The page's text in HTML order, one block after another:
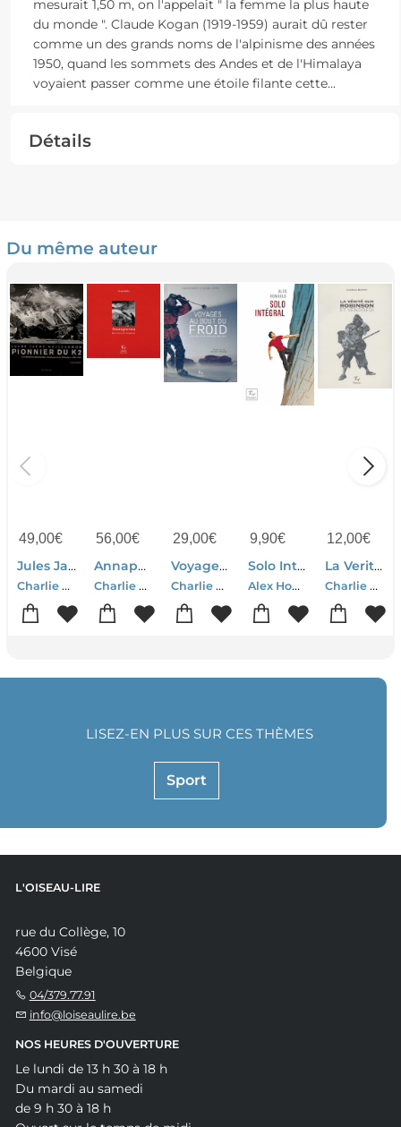
mesurait 1,50 m, on l'appelait " la femme la plus haute
du monde ". Claude Kogan (1919-1959) aurait dû rester
comme un des grands noms de l'alpinisme des années
1950, quand les sommets des Andes et de l'Himalaya
voyaient passer comme une étoile filante cette...
Détails
Du même auteur
49,00€
Jules Jacot-guillarmot Pionnier Du K2 ; Un Explorateur Photographe A La Decouverte De L'himalaya
Charlie Buffet
56,00€
Annapurna ; Une Histoire Humaine
Charlie Buffet
29,00€
Voyages Au Bout Du Froid ; Les Huit Poles De Frederik Paulsen
Charlie Buffet-Thierry Meyer
9,90€
Solo Integral
Alex Honnold
12,00€
La Verite Sur Robinson
Charlie Buffet
Sport
LISEZ-EN PLUS SUR CES THÈMES
L'OISEAU-LIRE
rue du Collège, 10
4600 Visé
Belgique
04/379.77.91
info@loiseaulire.be
NOS HEURES D'OUVERTURE
Le lundi de 13 h 30 à 18 h
Du mardi au samedi
de 9 h 30 à 18 h